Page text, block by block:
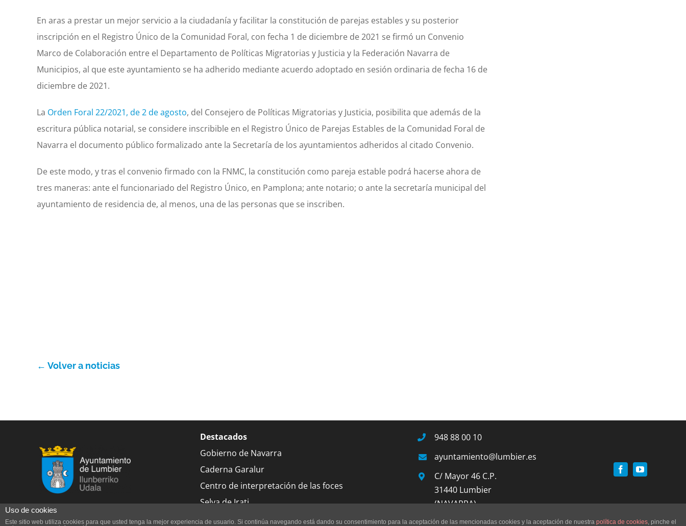
En aras a prestar un mejor servicio a la ciudadanía y facilitar la constitución de parejas estables y su posterior
inscripción en el Registro Único de la Comunidad Foral, con fecha 1 de diciembre de 2021 se firmó un Convenio
Marco de Colaboración entre el Departamento de Políticas Migratorias y Justicia y la Federación Navarra de
Municipios, al que este ayuntamiento se ha adherido mediante acuerdo adoptado en sesión ordinaria de fecha 16 de
diciembre de 2021.
La Orden Foral 22/2021, de 2 de agosto, del Consejero de Políticas Migratorias y Justicia, posibilita que además de la
escritura pública notarial, se considere inscribible en el Registro Único de Parejas Estables de la Comunidad Foral de
Navarra el documento público formalizado ante la Secretaría de los ayuntamientos adheridos al citado Convenio.
De este modo, y tras el convenio firmado con la FNMC, la constitución como pareja estable podrá hacerse ahora de
tres maneras: ante el funcionariado del Registro Único, en Pamplona; ante notario; o ante la secretaría municipal del
ayuntamiento de residencia de, al menos, una de las personas que se inscriben.
← Volver a noticias
Destacados
Gobierno de Navarra
Caderna Garalur
Centro de interpretación de las foces
Selva de Irati
948 88 00 10
ayuntamiento@lumbier.es
C/ Mayor 46 C.P.
31440 Lumbier
(NAVARRA)
Uso de cookies
Este sitio web utiliza cookies para que usted tenga la mejor experiencia de usuario. Si continúa navegando está dando su consentimiento para la aceptación de las mencionadas cookies y la aceptación de nuestra política de cookies, pinche el